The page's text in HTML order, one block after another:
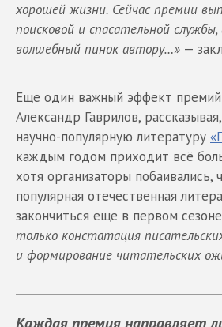
хорошей жизни. Сейчас премии
поисковой и спасательной
волшебный пинок автору…» —
Еще один важный эффект
Александр Гаврилов,
научно-популярную литературу
каждым годом приходит всё
хотя организаторы побаивались,
популярная отечественная
закончиться еще в первом
только констатация
и формирование читательских
Каждая премия направляет